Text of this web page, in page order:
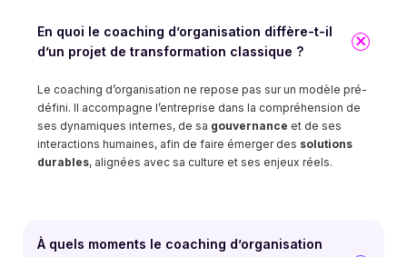
En quoi le coaching d’organisation diffère-t-il
d’un projet de transformation classique ?
Le coaching d’organisation ne repose pas sur un modèle pré-
défini. Il accompagne l’entreprise dans la compréhension de
ses dynamiques internes, de sa gouvernance et de ses
interactions humaines, afin de faire émerger des solutions
durables, alignées avec sa culture et ses enjeux réels.
À quels moments le coaching d’organisation